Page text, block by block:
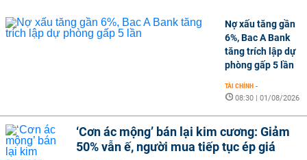
Nợ xấu tăng gần
6%, Bac A Bank
tăng trích lập dự
phòng gấp 5 lần
TÀI CHÍNH -
08:30 | 01/08/2026
‘Cơn ác mộng’ bán lại kim cương: Giảm
50% vẫn ế, người mua tiếp tục ép giá